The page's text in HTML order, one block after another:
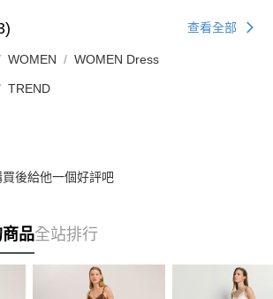
查看全部
WOMEN WOMEN Dress
TREND
後給他一個好評吧
品全站排行